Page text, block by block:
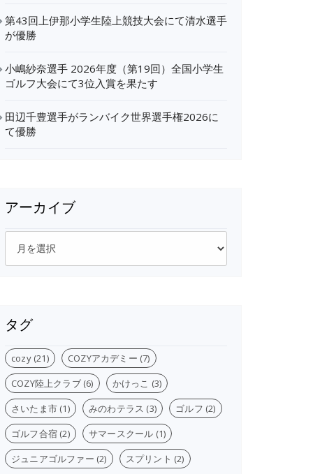
、
第43回上伊那小学生陸上競技大会にて清水選手
が優勝
小嶋紗奈選手 2026年度（第19回）全国小学生
ゴルフ大会にて3位入賞を果たす
田辺千豊選手がランバイク世界選手権2026に
て優勝
アーカイブ
カ
タグ
cozy(21) COZYアカデミー (7)
COZY陸上クラブ(6) かけっこ (3)
さいたま市 (1) みのわテラス (3) ゴルフ (2)
ゴルフ合宿 (2) サマースクール (1)
ジュニアゴルファー (2) スプリント (2)